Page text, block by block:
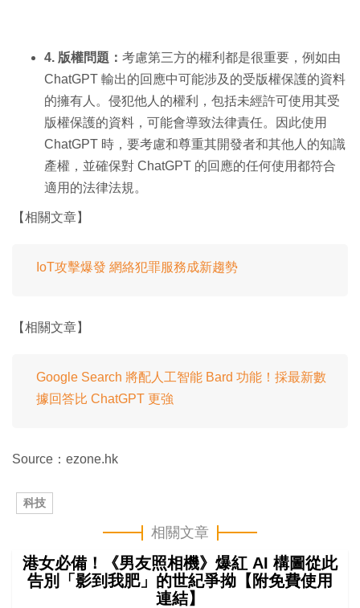
4. 版權問題： 考慮第三方的權利都是很重要，例如由
ChatGPT 輸出的回應中可能涉及的受版權保護的資料
的擁有人。侵犯他人的權利，包括未經許可使用其受
版權保護的資料，可能會導致法律責任。因此使用
ChatGPT 時，要考慮和尊重其開發者和其他人的知識
產權，並確保對 ChatGPT 的回應的任何使用都符合
適用的法律法規。
【相關文章】
IoT攻擊爆發 網絡犯罪服務成新趨勢
【相關文章】
Google Search 將配人工智能 Bard 功能！採最新數
據回答比 ChatGPT 更強
Source：ezone.hk
科技
相關文章
港女必備！《男友照相機》爆紅 AI 構圖從此
告別「影到我肥」的世紀爭拗【附免費使用
連結】